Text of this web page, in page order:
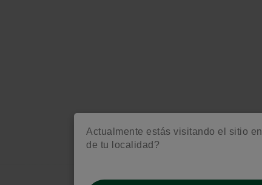
Actualmente estás visitando el sitio
de tu localidad?